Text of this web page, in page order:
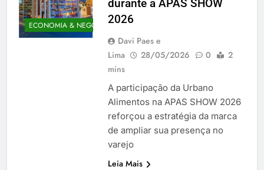
ECONOMIA & NEGÓCIOS
durante a APAS SHOW
2026
Davi Paes e
Lima
28/05/2026 0
2
mins
A participação da Urbano
Alimentos na APAS SHOW 2026
reforçou a estratégia da marca
de ampliar sua presença no
varejo
Leia Mais